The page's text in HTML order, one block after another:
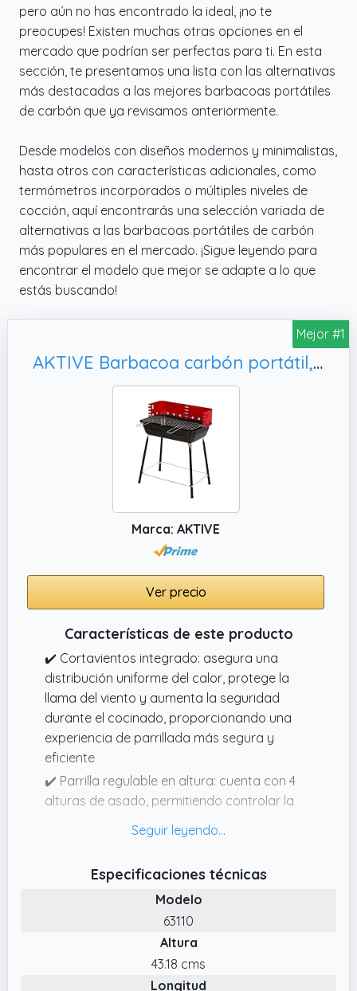
pero aún no has encontrado la ideal, ¡no te
preocupes! Existen muchas otras opciones en el
mercado que podrían ser perfectas para ti. En esta
sección, te presentamos una lista con las alternativas
más destacadas a las mejores barbacoas portátiles
de carbón que ya revisamos anteriormente.
Desde modelos con diseños modernos y minimalistas,
hasta otros con características adicionales, como
termómetros incorporados o múltiples niveles de
cocción, aquí encontrarás una selección variada de
alternativas a las barbacoas portátiles de carbón
más populares en el mercado. ¡Sigue leyendo para
encontrar el modelo que mejor se adapte a lo que
estás buscando!
Mejor #1
AKTIVE Barbacoa carbón portátil, Para espacios pequeños (63110)
Marca: AKTIVE
Ver precio
Características de este producto
✔️ Cortavientos integrado: asegura una
distribución uniforme del calor, protege la
llama del viento y aumenta la seguridad
durante el cocinado, proporcionando una
experiencia de parrillada más segura y
eficiente
✔️ Parrilla regulable en altura: cuenta con 4
alturas de asado, permitiendo controlar la
cocción, asegurando el resultado deseado
✔️ Optima para espacios pequeños: con
unas dimensiones de 42x42x54 cm, esta
barbacoa es optima para patios, terrazas y
balcones, ofreciendo una solución de
cocinado eficiente sin sacrificar el espacio
Especificaciones técnicas
Modelo
63110
Altura
43.18 cms
Longitud